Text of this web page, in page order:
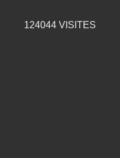
124044 VISITES